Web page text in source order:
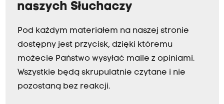
naszych Słuchaczy
Pod każdym materiałem na naszej stronie
dostępny jest przycisk, dzięki któremu
możecie Państwo wysyłać maile z opiniami.
Wszystkie będą skrupulatnie czytane i nie
pozostaną bez reakcji.